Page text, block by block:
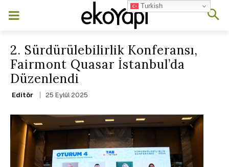
2. Sürdürülebilirlik Konferansı,
Fairmont Quasar İstanbul’da
Düzenlendi
Editör 25 Eylül 2025
Turkish